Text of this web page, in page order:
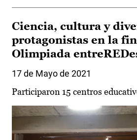
Ciencia, cultura y
protagonistas en la
Olimpiada
17 de Mayo de 2021
Participaron 15 centros